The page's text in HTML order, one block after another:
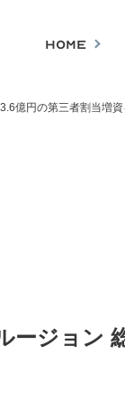
HOME
億円の第三者割当増
ージョン